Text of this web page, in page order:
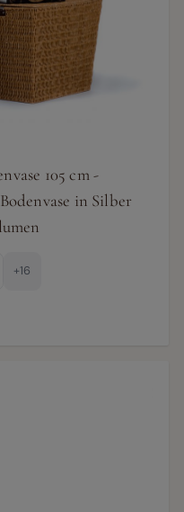
105 cm -
in Silber
+16